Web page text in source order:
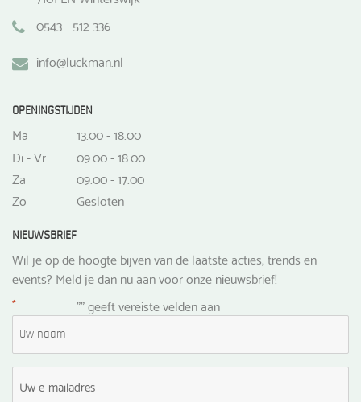
0543 - 512 336
info@luckman.nl
OPENINGSTIJDEN
Ma
13.00 - 18.00
Di - Vr
09.00 - 18.00
Za
09.00 - 17.00
Zo
Gesloten
NIEUWSBRIEF
Wil je op de hoogte bijven van de laatste acties, trends en
events? Meld je dan nu aan voor onze nieuwsbrief!
"
* " geeft vereiste velden aan